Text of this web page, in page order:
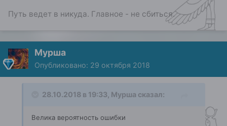
Путь ведет в никуда. Главное - не сбиться.
Мурша
Опубликовано: 29 октября 2018
28.10.2018 в 19:33, Мурша сказал:
Велика вероятность ошибки